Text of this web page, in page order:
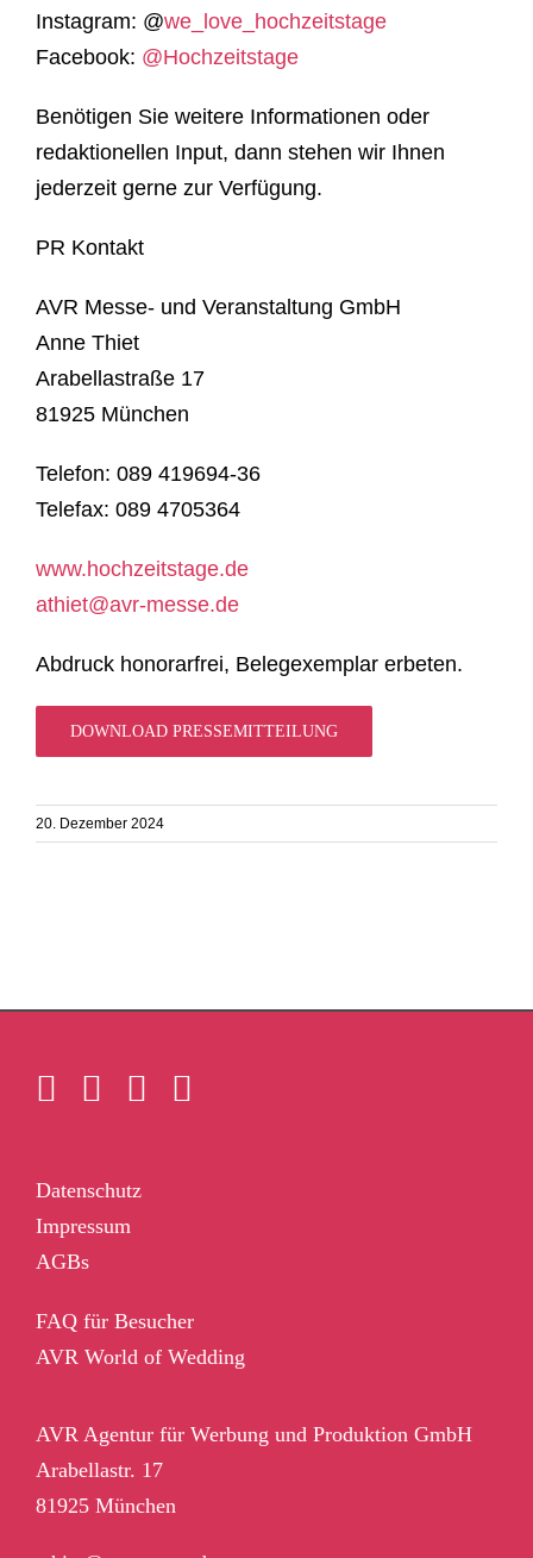
Instagram: @we_love_hochzeitstage
Facebook: @Hochzeitstage
Benötigen Sie weitere Informationen oder
redaktionellen Input, dann stehen wir Ihnen
jederzeit gerne zur Verfügung.
PR Kontakt
AVR Messe- und Veranstaltung GmbH
Anne Thiet
Arabellastraße 17
81925 München
Telefon: 089 419694-36
Telefax: 089 4705364
www.hochzeitstage.de
athiet@avr-messe.de
Abdruck honorarfrei, Belegexemplar erbeten.
DOWNLOAD PRESSEMITTEILUNG
20. Dezember 2024
Datenschutz
Impressum
AGBs
FAQ für Besucher
AVR World of Wedding
AVR Agentur für Werbung und Produktion GmbH
Arabellastr. 17
81925 München